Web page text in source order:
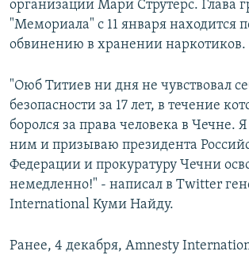
организации Мари Струтерс. Глава
"Мемориала" с 11 января находится
обвинению в хранении наркотиков.
"Оюб Титиев ни дня не чувствовал
безопасности за 17 лет, в течение
боролся за права человека в Чечне.
ним и призываю президента
Федерации и прокуратуру Чечни
немедленно!" - написал в Twitter
International Куми Найду.
Ранее, 4 декабря, Amnesty